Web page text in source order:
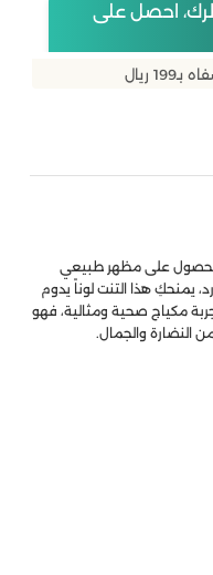
احصل على
للحصول على مظهر طبيعي
يمنحكِ هذا التنت لوناً يدوم
مكياج صحية ومثالية، فهو
النضارة والجمال.